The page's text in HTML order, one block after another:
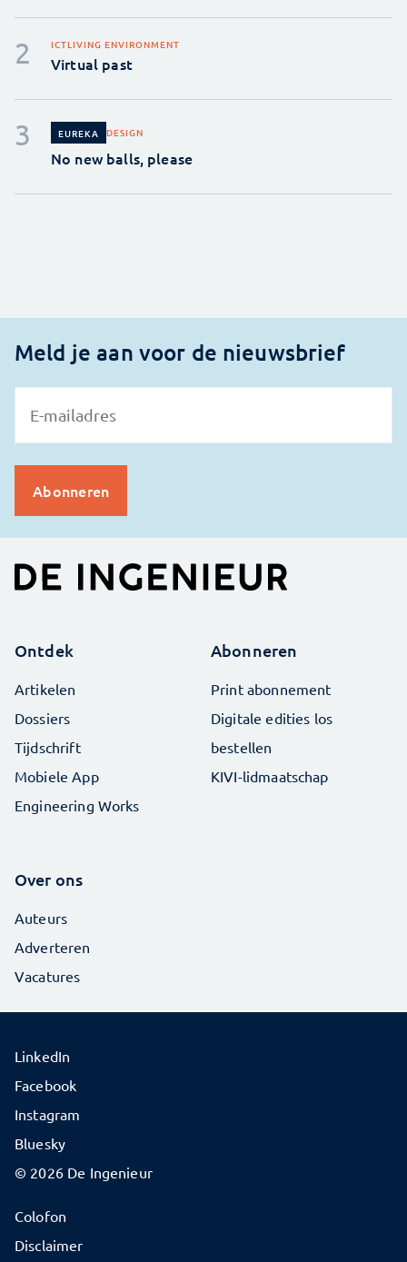
ICTLIVING ENVIRONMENT
Virtual past
EUREKA DESIGN
No new balls, please
Meld je aan voor de nieuwsbrief
Ontdek
Artikelen
Dossiers
Tijdschrift
Mobiele App
Engineering Works
Abonneren
Print abonnement
Digitale edities los
bestellen
KIVI-lidmaatschap
Over ons
Auteurs
Adverteren
Vacatures
© 2026 De Ingenieur
Colofon
Disclaimer
LinkedIn
Facebook
Instagram
Bluesky